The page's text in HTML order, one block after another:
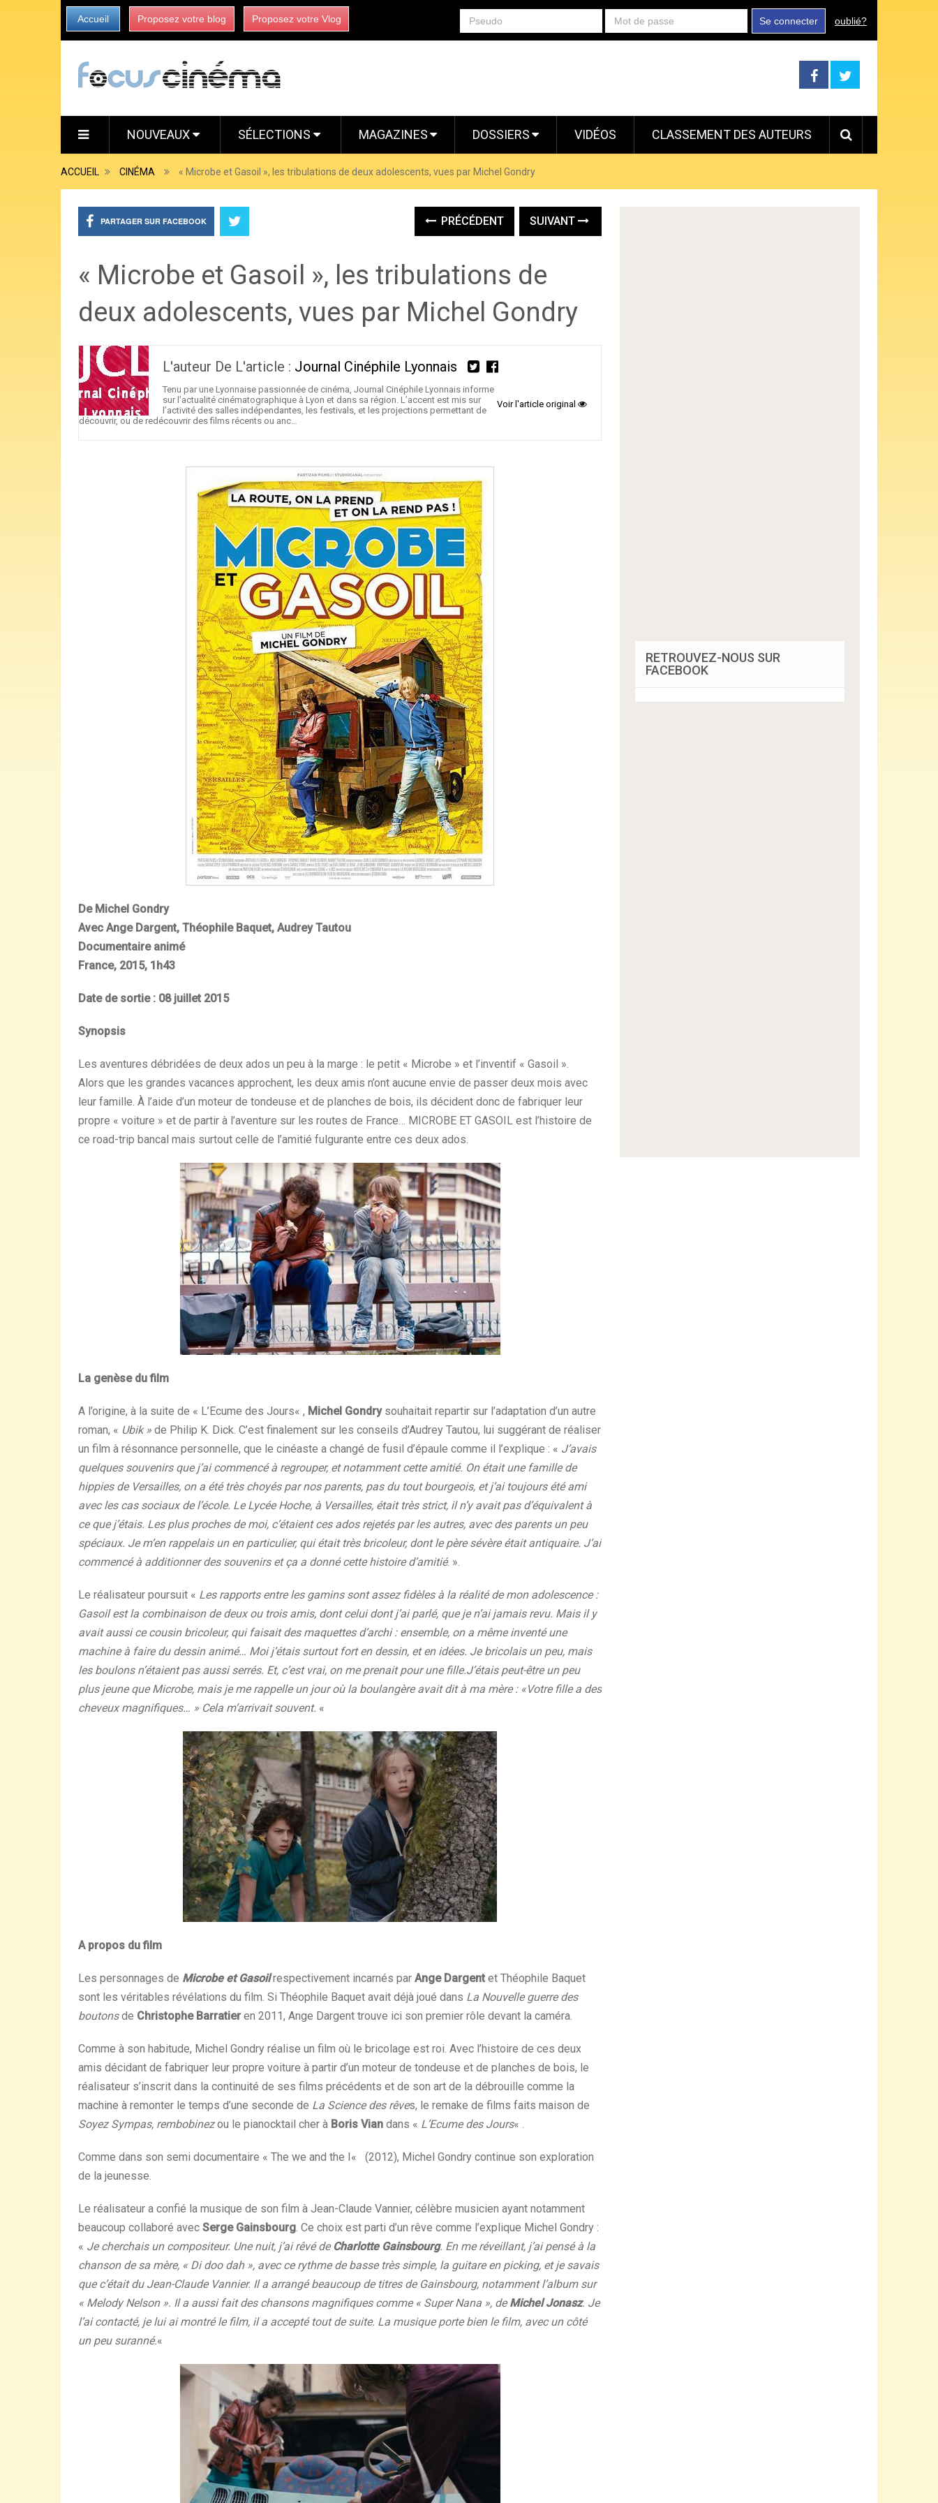
Accueil Proposez votre blog Proposez votre Vlog Se connecter oublié?
NOUVEAUX SÉLECTIONS MAGAZINES DOSSIERS VIDÉOS CLASSEMENT DES AUTEURS
ACCUEIL CINÉMA « Microbe et Gasoil », les tribulations de deux adolescents, vues par Michel Gondry
PARTAGER SUR FACEBOOK PRÉCÉDENT SUIVANT
« Microbe et Gasoil », les tribulations de
deux adolescents, vues par Michel Gondry
L'auteur De L'article : Journal Cinéphile Lyonnais
Voir l'article original
Tenu par une Lyonnaise passionnée de cinéma, Journal Cinéphile Lyonnais informe
sur l’actualité cinématographique à Lyon et dans sa région. L’accent est mis sur
l’activité des salles indépendantes, les festivals, et les projections permettant de
découvrir, ou de redécouvrir des films récents ou anc…
De Michel Gondry
Avec Ange Dargent, Théophile Baquet, Audrey Tautou
Documentaire animé
France, 2015, 1h43
Date de sortie : 08 juillet 2015
Synopsis
Les aventures débridées de deux ados un peu à la marge : le petit « Microbe » et l’inventif « Gasoil ».
Alors que les grandes vacances approchent, les deux amis n’ont aucune envie de passer deux mois avec
leur famille. À l’aide d’un moteur de tondeuse et de planches de bois, ils décident donc de fabriquer leur
propre « voiture » et de partir à l’aventure sur les routes de France… MICROBE ET GASOIL est l’histoire de
ce road-trip bancal mais surtout celle de l’amitié fulgurante entre ces deux ados.
La genèse du film
A l’origine, à la suite de « L’Ecume des Jours« , Michel Gondrysouhaitait repartir sur l’adaptation d’un autre
roman, « Ubik » de Philip K. Dick. C’est finalement sur les conseils d’Audrey Tautou, lui suggérant de réaliser
un film à résonnance personnelle, que le cinéaste a changé de fusil d’épaule comme il l’explique : « J’avais
quelques souvenirs que j’ai commencé à regrouper, et notamment cette amitié. On était une famille de
hippies de Versailles, on a été très choyés par nos parents, pas du tout bourgeois, et j’ai toujours été ami
avec les cas sociaux de l’école. Le Lycée Hoche, à Versailles, était très strict, il n’y avait pas d’équivalent à
ce que j’étais. Les plus proches de moi, c’étaient ces ados rejetés par les autres, avec des parents un peu
spéciaux. Je m’en rappelais un en particulier, qui était très bricoleur, dont le père sévère était antiquaire. J’ai
commencé à additionner des souvenirs et ça a donné cette histoire d’amitié. ».
Le réalisateur poursuit « Les rapports entre les gamins sont assez fidèles à la réalité de mon adolescence :
Gasoil est la combinaison de deux ou trois amis, dont celui dont j’ai parlé, que je n’ai jamais revu. Mais il y
avait aussi ce cousin bricoleur, qui faisait des maquettes d’archi : ensemble, on a même inventé une
machine à faire du dessin animé… Moi j’étais surtout fort en dessin, et en idées. Je bricolais un peu, mais
les boulons n’étaient pas aussi serrés. Et, c’est vrai, on me prenait pour une fille.J’étais peut-être un peu
plus jeune que Microbe, mais je me rappelle un jour où la boulangère avait dit à ma mère : «Votre fille a des
cheveux magnifiques… » Cela m’arrivait souvent. «
A propos du film
Les personnages de Microbe et Gasoilrespectivement incarnés par Ange Dargent et Théophile Baquet
sont les véritables révélations du film. Si Théophile Baquet avait déjà joué dans La Nouvelle guerre des
boutonsde Christophe Barratier en 2011, Ange Dargent trouve ici son premier rôle devant la caméra.
Comme à son habitude, Michel Gondry réalise un film où le bricolage est roi. Avec l’histoire de ces deux
amis décidant de fabriquer leur propre voiture à partir d’un moteur de tondeuse et de planches de bois, le
réalisateur s’inscrit dans la continuité de ses films précédents et de son art de la débrouille comme la
machine à remonter le temps d’une seconde de La Science des rêves, le remake de films faits maison de
Soyez Sympas, rembobinezou le pianocktail cher à Boris Vian dans « L’Ecume des Jours« .
Comme dans son semi documentaire « The we and the I«
(2012), Michel Gondry continue son exploration
de la jeunesse.
Le réalisateur a confié la musique de son film à Jean-Claude Vannier, célèbre musicien ayant notamment
beaucoup collaboré avec Serge Gainsbourg. Ce choix est parti d’un rêve comme l’explique Michel Gondry :
« Je cherchais un compositeur. Une nuit, j’ai rêvé de Charlotte Gainsbourg. En me réveillant, j’ai pensé à la
chanson de sa mère, « Di doo dah », avec ce rythme de basse très simple, la guitare en picking, et je savais
que c’était du Jean-Claude Vannier. Il a arrangé beaucoup de titres de Gainsbourg, notamment l’album sur
« Melody Nelson ». Il a aussi fait des chansons magnifiques comme « Super Nana », deMichel Jonasz. Je
l’ai contacté, je lui ai montré le film, il a accepté tout de suite. La musique porte bien le film, avec un côté
un peu suranné.«
RETROUVEZ-NOUS SUR
FACEBOOK